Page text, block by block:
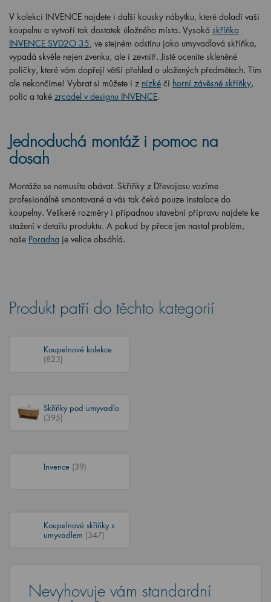
V kolekci INVENCE najdete i další kousky nábytku, které doladí vaši
koupelnu a vytvoří tak dostatek úložného místa. Vysoká skříňka
INVENCE SVD2O 35, ve stejném odstínu jako umyvadlová skříňka,
vypadá skvěle nejen zvenku, ale i zevnitř. Jistě oceníte skleněné
poličky, které vám dopřejí větší přehled o uložených předmětech. Tím
ale nekončíme! Vybrat si můžete i z nízké či horní závěsné skříňky,
polic a také zrcadel v designu INVENCE.
Jednoduchá montáž i pomoc na
dosah
Montáže se nemusíte obávat. Skříňky z Dřevojasu vozíme
profesionálně smontované a vás tak čeká pouze instalace do
koupelny. Veškeré rozměry i případnou stavební přípravu najdete ke
stažení v detailu produktu. A pokud by přece jen nastal problém,
naše Poradna je velice obsáhlá.
Produkt patří do těchto kategorií
Koupelnové kolekce
(823)
Skříňky pod umyvadlo
(395)
Invence (39)
Koupelnové skříňky s
umyvadlem (347)
Nevyhovuje vám standardní